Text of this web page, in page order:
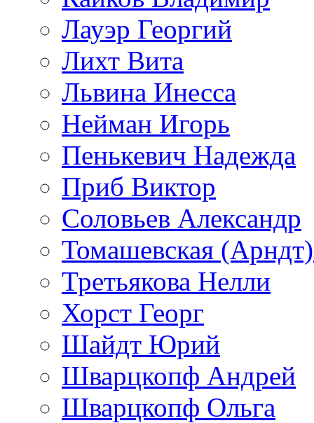
Лауэр Георгий
Лихт Вита
Львина Инесса
Нейман Игорь
Пенькевич Надежда
Приб Виктор
Соловьев Александр
Томашевская
Третьякова Нелли
Хорст Георг
Шайдт Юрий
Шварцкопф Андрей
Шварцкопф Ольга